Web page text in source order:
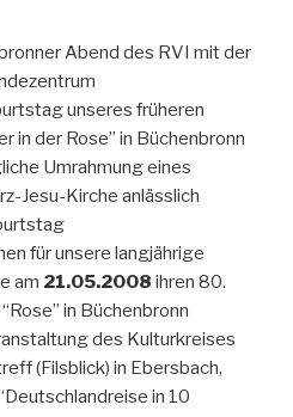
Abend des RVI mit der
unseres früheren
in der Rose” in Büchenbronn
Umrahmung eines
Jesu-Kirche anlässlich
für unsere langjährige
am 21.05.2008 ihren 80.
in Büchenbronn
des Kulturkreises
(Filsblick) in Ebersbach,
in 10